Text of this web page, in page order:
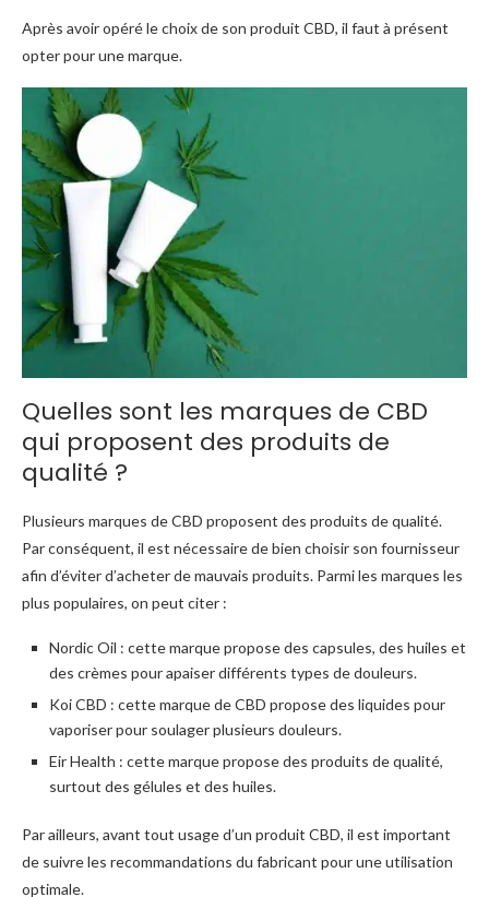
Après avoir opéré le choix de son produit CBD, il faut à présent
opter pour une marque.
Quelles sont les marques de CBD
qui proposent des produits de
qualité ?
Plusieurs marques de CBD proposent des produits de qualité.
Par conséquent, il est nécessaire de bien choisir son fournisseur
afin d’éviter d’acheter de mauvais produits. Parmi les marques les
plus populaires, on peut citer :
Nordic Oil : cette marque propose des capsules, des huiles et
des crèmes pour apaiser différents types de douleurs.
Koi CBD : cette marque de CBD propose des liquides pour
vaporiser pour soulager plusieurs douleurs.
Eir Health : cette marque propose des produits de qualité,
surtout des gélules et des huiles.
Par ailleurs, avant tout usage d’un produit CBD, il est important
de suivre les recommandations du fabricant pour une utilisation
optimale.